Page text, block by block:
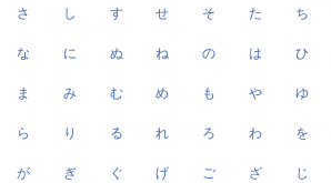
さ し す せ そ た ち
な に ぬ ね の は ひ
ま み む め も や ゆ
ら り る れ ろ わ を
が ぎ ぐ げ ご ざ じ